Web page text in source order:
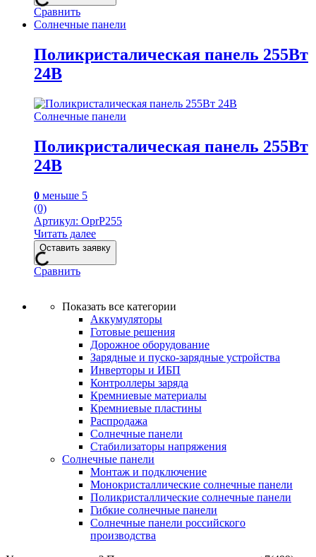
Сравнить
Солнечные панели
Поликристалическая панель 255Вт
24В
Солнечные панели
Поликристалическая панель 255Вт
24В
0 меньше 5
(0)
Артикул: OprP255
Читать далее
Оставить заявку
Сравнить
Показать все категории
Аккумуляторы
Готовые решения
Дорожное оборудование
Зарядные и пуско-зарядные устройства
Инверторы и ИБП
Контроллеры заряда
Кремниевые материалы
Кремниевые пластины
Распродажа
Солнечные панели
Стабилизаторы напряжения
Солнечные панели
Монтаж и подключение
Монокристаллические солнечные панели
Поликристаллические солнечные панели
Гибкие солнечные панели
Солнечные панели российского
производства